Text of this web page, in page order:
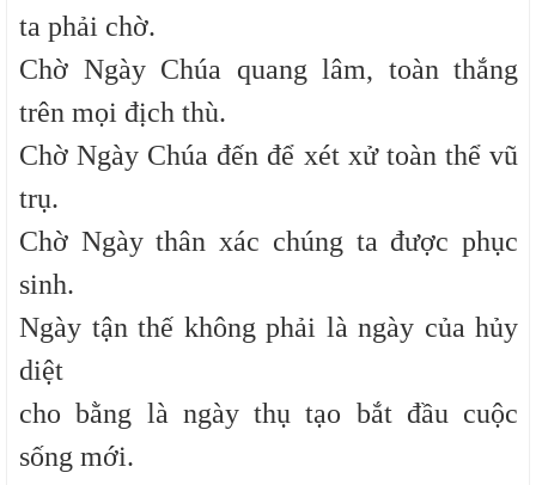
ta phải chờ.
Chờ Ngày Chúa quang lâm, toàn thắng
trên mọi địch thù.
Chờ Ngày Chúa đến để xét xử toàn thể vũ
trụ.
Chờ Ngày thân xác chúng ta được phục
sinh.
Ngày tận thế không phải là ngày của hủy
diệt
cho bằng là ngày thụ tạo bắt đầu cuộc
sống mới.